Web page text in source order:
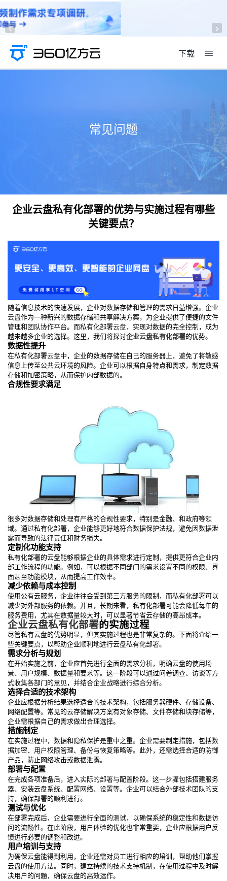
‹ ›
下载
常见问题
企业云盘私有化部署的优势与实施过程有哪些
关键要点？
随着信息技术的快速发展，企业对数据存储和管理的需求日益增强。 企业
云盘作为一种新兴的数据存储和共享解决方案，为企业提供了便捷的文件
管理和团队协作平台。而私有化部署云盘，实现对数据的完全控制，成为
越来越多企业的选择。这里，我们将探讨企业云盘私有化部署的优势。
数据性提升
在私有化部署云盘中，企业的数据存储在自己的服务器上，避免了将敏感
信息上传至公共云环境的风险。企业可以根据自身特点和需求，制定数据
存储和加密策略，从而保护内部数据的。
合规性要求满足
很多对数据存储和处理有严格的合规性要求，特别是金融、和政府等领
域。通过私有化部署，企业能够更好地符合数据保护法规，避免因数据泄
露而导致的法律责任和财务损失。
定制化功能支持
私有化部署的云盘能够根据企业的具体需求进行定制，提供更符合企业内
部工作流程的功能。例如，可以根据不同部门的需求设置不同的权限、界
面甚至功能模块，从而提高工作效率。
减少依赖与成本控制
使用公有云服务，企业往往会受到第三方服务的限制，而私有化部署可以
减少对外部服务的依赖。并且，长期来看，私有化部署可能会降低每年的
服务费用，尤其在数据量较大时，可以显著节省云存储的高昂成本。
企业云盘私有化部署的实施过程
尽管私有云盘的优势明显，但其实施过程也是非常复杂的。下面将介绍一
些关键要点，以帮助企业顺利地进行云盘私有化部署。
需求分析与规划
在开始实施之前，企业应首先进行全面的需求分析，明确云盘的使用场
景、用户规模、数据量和要求等。这一阶段可以通过问卷调查、访谈等方
式收集各部门的意见，并结合企业战略进行综合分析。
选择合适的技术架构
企业应根据分析结果选择适合的技术架构，包括服务器硬件、存储设备、
网络配置等。常见的云存储解决方案有对象存储、文件存储和块存储等，
企业需根据自己的需求做出合理选择。
措施制定
在实施过程中，数据和隐私保护是重中之重。企业需要制定措施，包括数
据加密、用户权限管理、备份与恢复策略等。此外，还需选择合适的防御
产品，防止网络攻击或数据泄露。
部署与配置
在完成各项准备后，进入实际的部署与配置阶段。这一步骤包括搭建服务
器、安装云盘系统、配置网络、设置等。企业可以结合外部技术团队的支
持，确保部署的顺利进行。
测试与优化
在部署完成后，企业需要进行全面的测试，以确保系统的稳定性和数据访
问的流畅性。在此阶段，用户体验的优化也非常重要，企业应根据用户反
馈进行必要的调整和改进。
用户培训与支持
为确保云盘能得到利用，企业还需对员工进行相应的培训，帮助他们掌握
云盘的使用方法。同时，建立持续的技术支持机制，在使用过程中及时解
决用户的问题，确保云盘的高效运作。